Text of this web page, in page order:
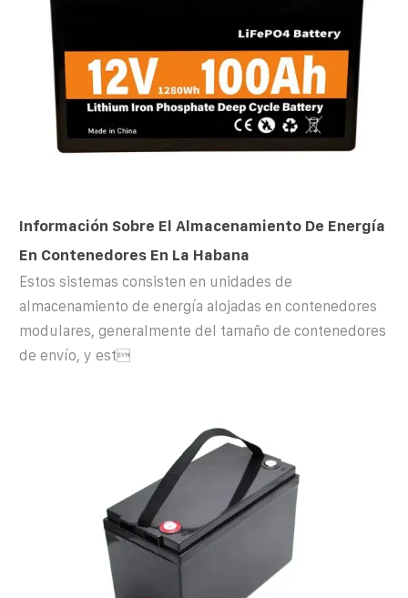
Información Sobre El Almacenamiento De Energía
En Contenedores En La Habana
Estos sistemas consisten en unidades de
almacenamiento de energía alojadas en contenedores
modulares, generalmente del tamaño de contenedores
de envío, y est